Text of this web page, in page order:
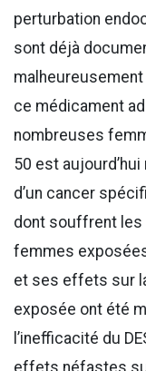
perturbation
sont déjà
ce médicament
nombreuses
50 est
d’un cancer
dont souffrent les
femmes
et ses effets sur
exposée ont été
l’inefficacité du
effets néfastes